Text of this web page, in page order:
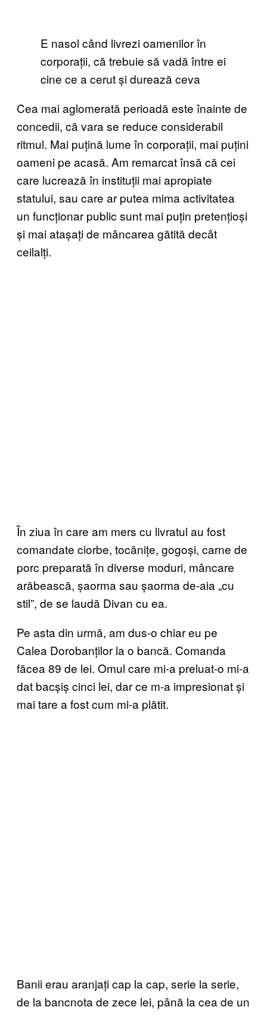
E nasol când livrezi oamenilor în
corporații, că trebuie să vadă între ei
cine ce a cerut și durează ceva
Cea mai aglomerată perioadă este înainte de
concedii, că vara se reduce considerabil
ritmul. Mai puțină lume în corporații, mai puțini
oameni pe acasă. Am remarcat însă că cei
care lucrează în instituții mai apropiate
statului, sau care ar putea mima activitatea
un funcționar public sunt mai puțin pretențioși
și mai atașați de mâncarea gătită decât
ceilalți.
În ziua în care am mers cu livratul au fost
comandate ciorbe, tocănițe, gogoși, carne de
porc preparată în diverse moduri, mâncare
arăbească, șaorma sau șaorma de-aia „cu
stil”, de se laudă Divan cu ea.
Pe asta din urmă, am dus-o chiar eu pe
Calea Dorobanților la o bancă. Comanda
făcea 89 de lei. Omul care mi-a preluat-o mi-a
dat bacșiș cinci lei, dar ce m-a impresionat și
mai tare a fost cum mi-a plătit.
Banii erau aranjați cap la cap, serie la serie,
de la bancnota de zece lei, până la cea de un